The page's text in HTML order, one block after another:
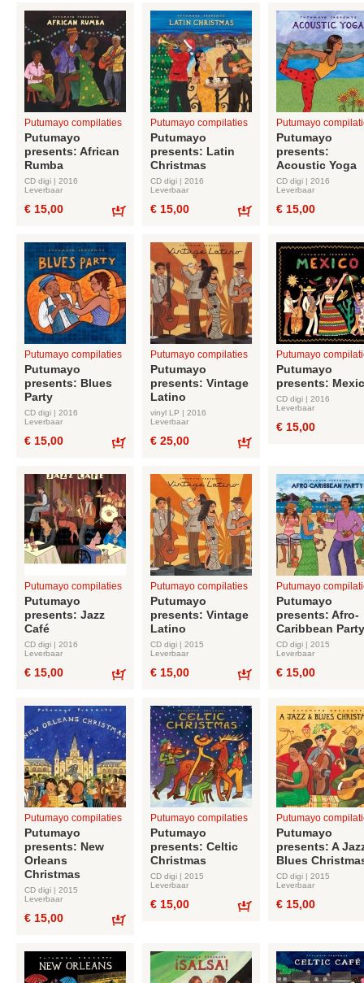
Putumayo compilaties
Putumayo
presents: African
Rumba
CD digi | 2016
Leverbaar
€ 15,00
Putumayo compilaties
Putumayo
presents: Latin
Christmas
CD digi | 2016
Leverbaar
€ 15,00
Putumayo
Putumayo
presents:
Acoustic Yoga
CD digi | 2016
Leverbaar
€ 15,00
Putumayo compilaties
Putumayo
presents: Blues
Party
CD digi | 2016
Leverbaar
€ 15,00
Putumayo compilaties
Putumayo
presents: Vintage
Latino
vinyl LP | 2016
Leverbaar
€ 25,00
Putumayo
Putumayo
presents:
CD digi | 2016
Leverbaar
€ 15,00
Putumayo compilaties
Putumayo
presents: Jazz
Café
CD digi | 2016
Leverbaar
€ 15,00
Putumayo compilaties
Putumayo
presents: Vintage
Latino
CD digi | 2015
Leverbaar
€ 15,00
Putumayo
Putumayo
presents: Afro-
Caribbean Party
CD digi | 2015
Leverbaar
€ 15,00
Putumayo compilaties
Putumayo
presents: New
Orleans
Christmas
CD digi | 2015
Leverbaar
€ 15,00
Putumayo compilaties
Putumayo
presents: Celtic
Christmas
CD digi | 2015
Leverbaar
€ 15,00
Putumayo
Putumayo
presents: A
Blues
CD digi | 2015
Leverbaar
€ 15,00